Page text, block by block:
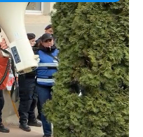
pentru
aici
aici
aici